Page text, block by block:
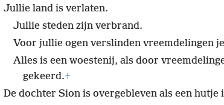
Jullie land is verlaten.
Jullie steden zijn verbrand.
Voor jullie ogen verslinden vreemdelingen
Alles is een woestenij, als door
gekeerd.+
De dochter Sion is overgebleven als een hutje